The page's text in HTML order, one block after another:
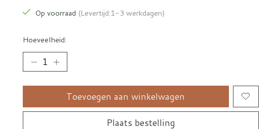
Op voorraad (Levertijd:1-3 werkdagen)
Hoeveelheid:
Toevoegen aan winkelwagen
Plaats bestelling